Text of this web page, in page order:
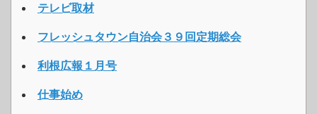
テレビ取材
フレッシュタウン自治会３９回定期総会
利根広報１月号
仕事始め